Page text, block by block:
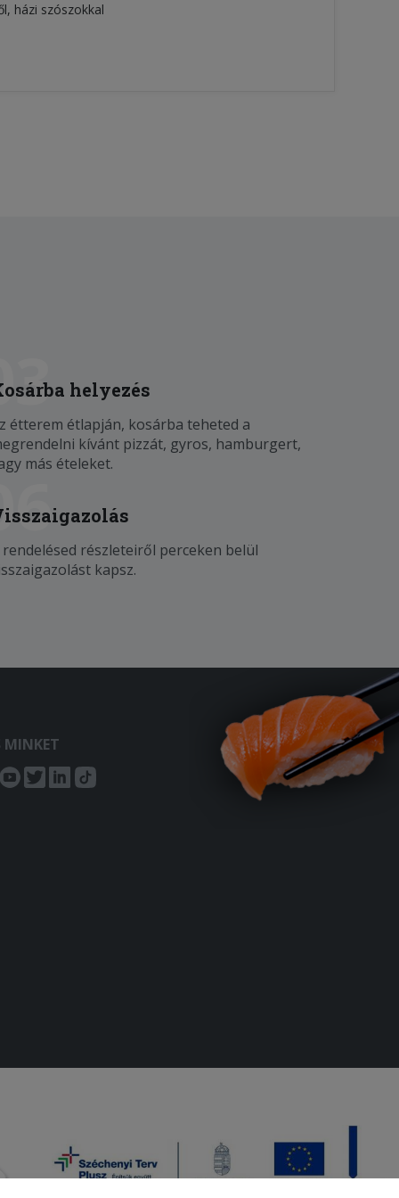
házi szószokkal
helyezés
étterem étlapján, kosárba teheted a
kívánt pizzát, gyros, hamburgert,
más ételeket.
rendelésed részleteiről perceken belül
kapsz.
MINKET